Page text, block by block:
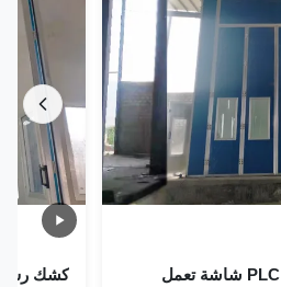
كشك دهان الحافلات PLC شاشة تعمل
كشك رش